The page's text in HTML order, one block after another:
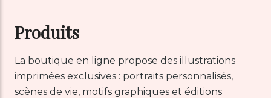
Produits
La boutique en ligne propose des illustrations
imprimées exclusives : portraits personnalisés,
scènes de vie, motifs graphiques et éditions